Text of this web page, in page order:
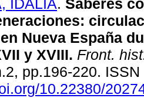
IDALIA. Saberes
Nueva España
y XVIII. Front.
pp.196-220.
10.22380/